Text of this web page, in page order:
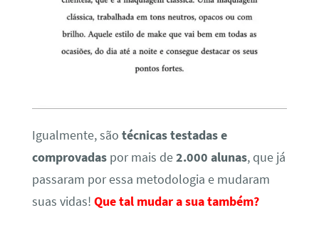
Igualmente, são técnicas testadas e
comprovadaspor mais de2.000 alunas, que já
passaram por essa metodologia e mudaram
suas vidas! Que tal mudar a sua também?